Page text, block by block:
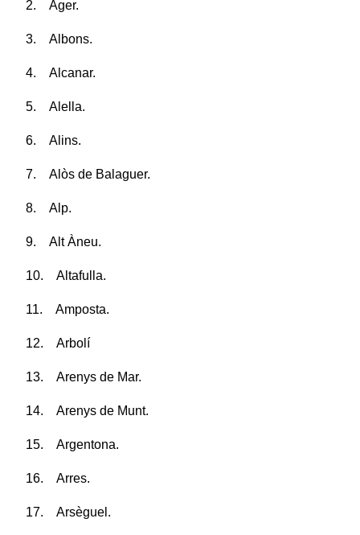
2. Àger.
3. Albons.
4. Alcanar.
5. Alella.
6. Alins.
7. Alòs de Balaguer.
8. Alp.
9. Alt Àneu.
10. Altafulla.
11. Amposta.
12. Arbolí
13. Arenys de Mar.
14. Arenys de Munt.
15. Argentona.
16. Arres.
17. Arsèguel.